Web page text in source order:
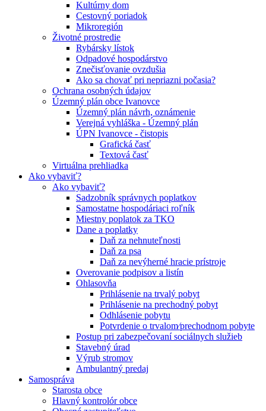
Kultúrny dom
Cestovný poriadok
Mikroregión
Životné prostredie
Rybársky lístok
Odpadové hospodárstvo
Znečisťovanie ovzdušia
Ako sa chovať pri nepriazni počasia?
Ochrana osobných údajov
Územný plán obce Ivanovce
Územný plán návrh, oznámenie
Verejná vyhláška - Územný plán
ÚPN Ivanovce - čistopis
Grafická časť
Textová časť
Virtuálna prehliadka
Ako vybaviť?
Ako vybaviť?
Sadzobník správnych poplatkov
Samostatne hospodáriaci roľník
Miestny poplatok za TKO
Dane a poplatky
Daň za nehnuteľnosti
Daň za psa
Daň za nevýherné hracie prístroje
Overovanie podpisov a listín
Ohlasovňa
Prihlásenie na trvalý pobyt
Prihlásenie na prechodný pobyt
Odhlásenie pobytu
Potvrdenie o trvalom⁄prechodnom pobyte
Postup pri zabezpečovaní sociálnych služieb
Stavebný úrad
Výrub stromov
Ambulantný predaj
Samospráva
Starosta obce
Hlavný kontrolór obce